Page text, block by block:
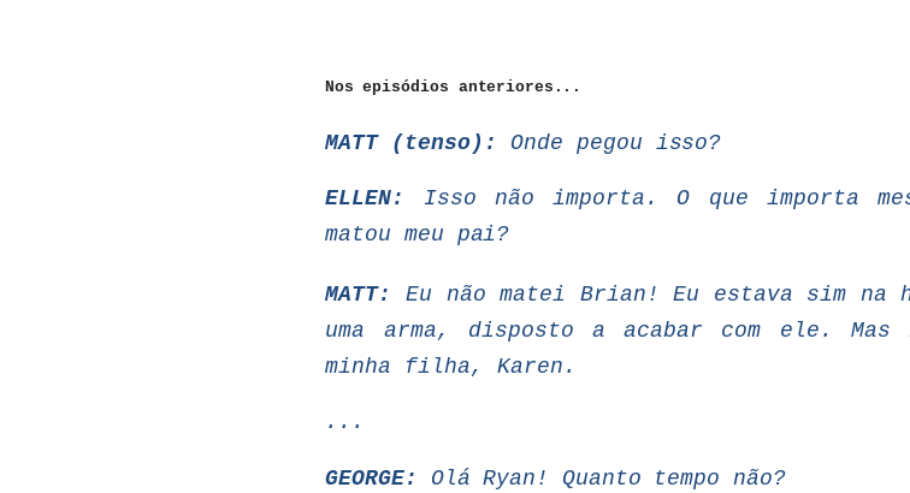
Nos episódios anteriores...
MATT (tenso): Onde pegou isso?
ELLEN: Isso não importa. O que importa
matou
meu pai?
MATT: Eu não matei Brian! Eu estava sim na
uma
arma, disposto
a acabar com ele. Mas
minha filha, Karen.
...
GEORGE: Olá Ryan! Quanto tempo não?